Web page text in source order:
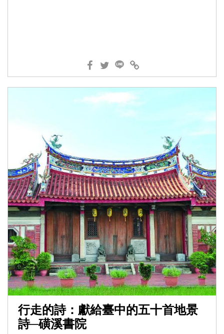
行走的詩：獻給臺中的五十首地景
詩─磺溪書院